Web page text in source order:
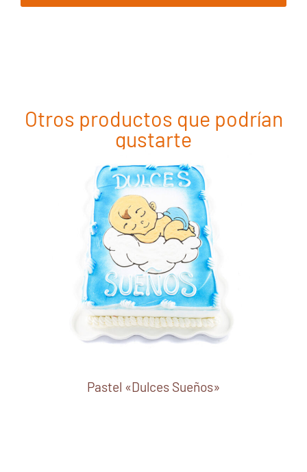
Otros productos que podrían
gustarte
Pastel «Dulces Sueños»